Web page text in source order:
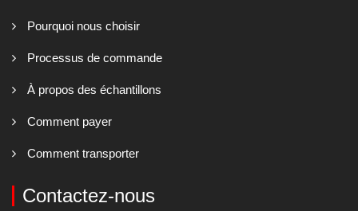
Pourquoi nous choisir
Processus de commande
À propos des échantillons
Comment payer
Comment transporter
Contactez-nous